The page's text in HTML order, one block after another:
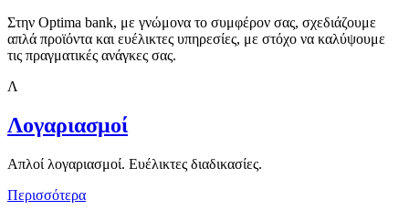
Στην Optima bank, με γνώμονα το συμφέρον σας, σχεδιάζουμε
απλά προϊόντα και ευέλικτες υπηρεσίες, με στόχο να καλύψουμε
τις πραγματικές ανάγκες σας.
Λ
Λογαριασμοί
Απλοί λογαριασμοί. Ευέλικτες διαδικασίες.
Περισσότερα